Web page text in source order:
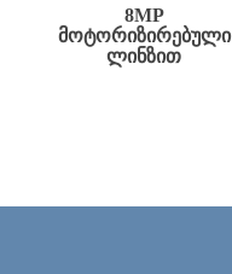
8MP
ᲛᲝᲢᲝᲠᲘᲖᲘᲠᲔᲑᲣᲚᲘ
ᲚᲘᲜᲖᲘᲗ